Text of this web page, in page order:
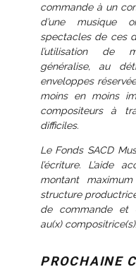
commande à un
d’une musique
spectacles de ces
l’utilisation de
généralise, au
enveloppes
moins en moins
compositeurs à
difficiles.
Le Fonds SACD
l’écriture. L’aide
montant
structure
de commande et
au(x)
PROCHAINE